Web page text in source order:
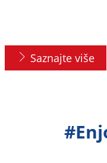
Saznajte više